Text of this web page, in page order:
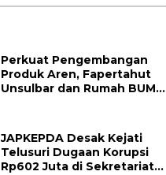
Perkuat Pengembangan
Produk Aren, Fapertahut
Unsulbar dan Rumah BUMN
JAPKEPDA Desak Kejati
Telusuri Dugaan Korupsi
Rp602 Juta di Sekretariat